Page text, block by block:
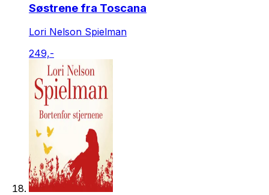
Søstrene fra Toscana
Lori Nelson Spielman
249,-